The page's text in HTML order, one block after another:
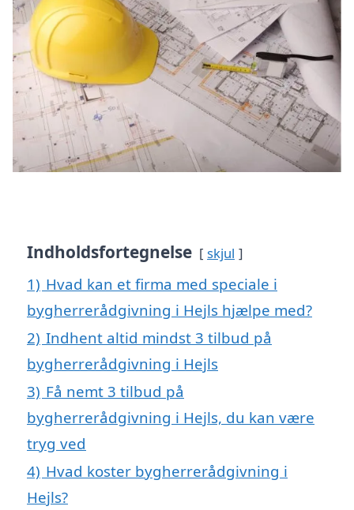
Indholdsfortegnelse skjul
1) Hvad kan et firma med speciale i
bygherrerådgivning i Hejls hjælpe med?
2) Indhent altid mindst 3 tilbud på
bygherrerådgivning i Hejls
3) Få nemt 3 tilbud på
bygherrerådgivning i Hejls, du kan være
tryg ved
4) Hvad koster bygherrerådgivning i
Hejls?